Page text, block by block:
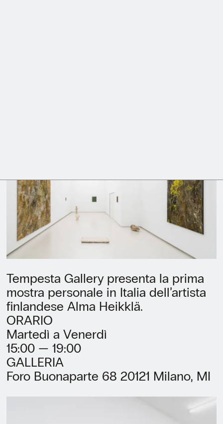
Tempesta Gallery presenta la prima
mostra personale in Italia dell’artista
finlandese Alma Heikklä.
ORARIO
Martedì a Venerdì
15:00 — 19:00
GALLERIA
Foro Buonaparte 68 20121 Milano, MI